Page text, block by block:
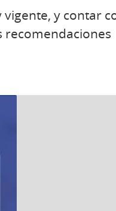
y contar
recomendaciones